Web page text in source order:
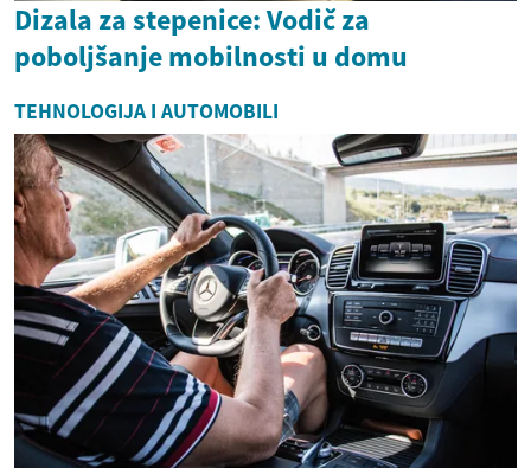
Dizala za stepenice: Vodič za
poboljšanje mobilnosti u domu
TEHNOLOGIJA I AUTOMOBILI